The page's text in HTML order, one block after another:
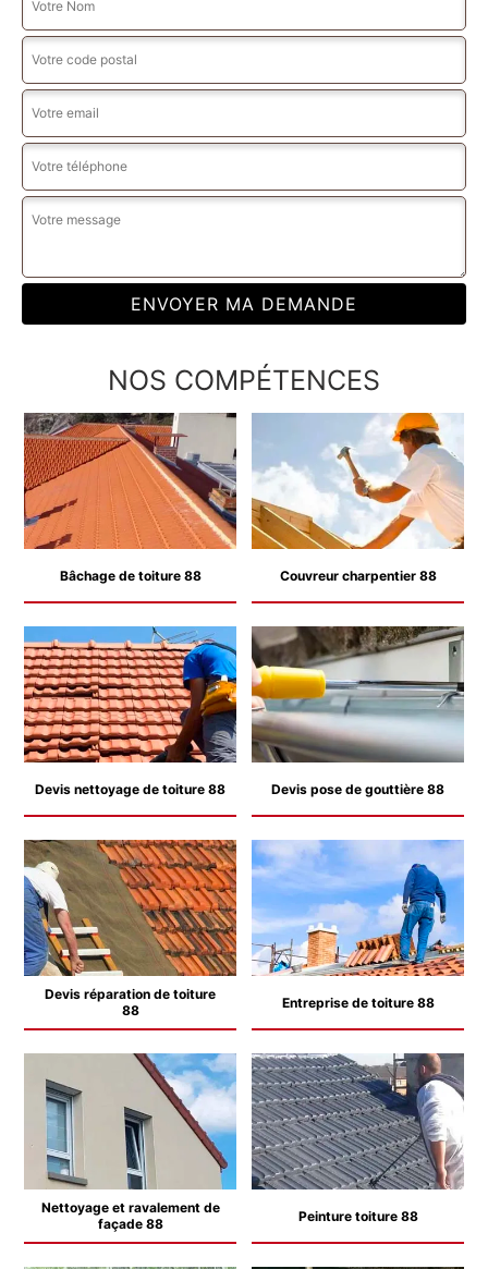
NOS COMPÉTENCES
Bâchage de toiture 88 Couvreur charpentier 88
Devis nettoyage de toiture 88 Devis pose de gouttière 88
Devis réparation de toiture
88
Entreprise de toiture 88
Nettoyage et ravalement de
façade 88
Peinture toiture 88